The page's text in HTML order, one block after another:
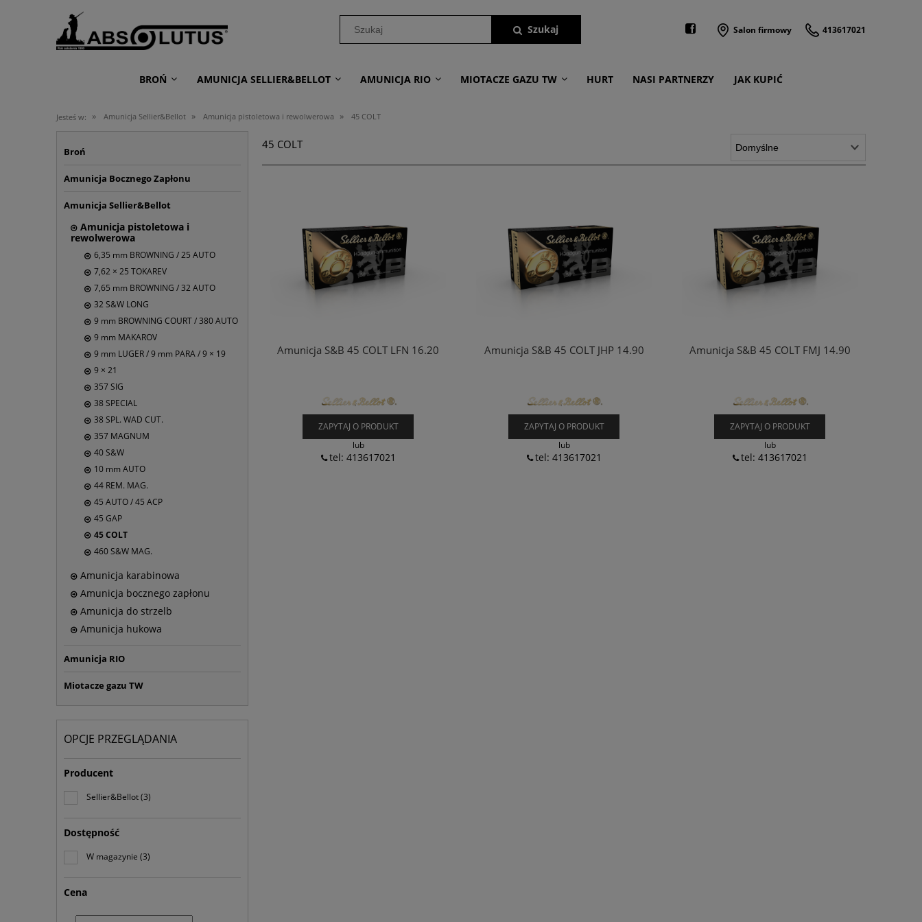
Salon firmowy 413617021
BROŃ AMUNICJA SELLIER&BELLOT AMUNICJA RIO MIOTACZE GAZU TW HURT NASI PARTNERZY JAK KUPIĆ
Jesteś w: » Amunicja Sellier&Bellot » Amunicja pistoletowa i rewolwerowa » 45 COLT
Broń
Amunicja Bocznego Zapłonu
Amunicja Sellier&Bellot
Amunicja pistoletowa i
rewolwerowa
6,35 mm BROWNING / 25 AUTO
7,62 × 25 TOKAREV
7,65 mm BROWNING / 32 AUTO
32 S&W LONG
9 mm BROWNING COURT / 380 AUTO
9 mm MAKAROV
9 mm LUGER / 9 mm PARA / 9 × 19
9 × 21
357 SIG
38 SPECIAL
38 SPL. WAD CUT.
357 MAGNUM
40 S&W
10 mm AUTO
44 REM. MAG.
45 AUTO / 45 ACP
45 GAP
45 COLT
460 S&W MAG.
Amunicja karabinowa
Amunicja bocznego zapłonu
Amunicja do strzelb
Amunicja hukowa
Amunicja RIO
Miotacze gazu TW
OPCJE PRZEGLĄDANIA
Producent
Sellier&Bellot(3)
Dostępność
W magazynie (3)
Cena
45 COLT
Amunicja S&B 45 COLT LFN 16.20
ZAPYTAJ O PRODUKT
lub
tel: 413617021
Amunicja S&B 45 COLT JHP 14.90
ZAPYTAJ O PRODUKT
lub
tel: 413617021
Amunicja S&B 45 COLT FMJ 14.90
ZAPYTAJ O PRODUKT
lub
tel: 413617021